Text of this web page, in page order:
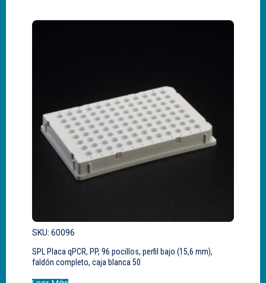
SKU: 60096
SPL Placa qPCR, PP, 96 pocillos, perfil bajo (15,6 mm),
faldón completo, caja blanca 50